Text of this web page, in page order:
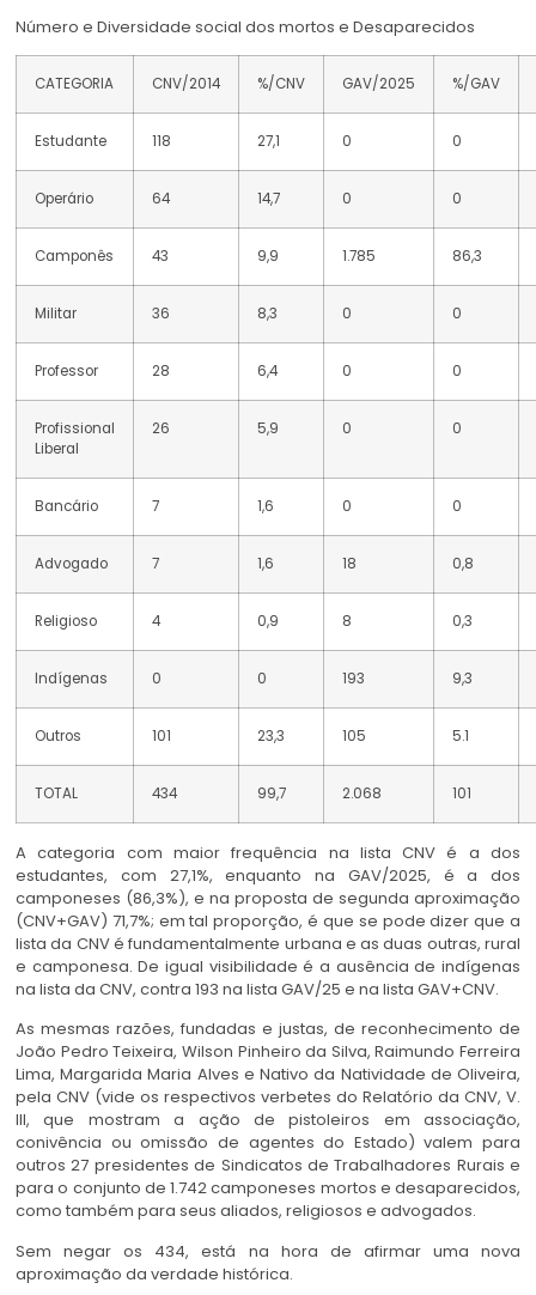
Número e Diversidade social dos mortos e Desaparecidos
CATEGORIA CNV/2014 %/CNV GAV/2025 %/GAV
Estudante 118 27,1 0 0
Operário 64 14,7 0 0
Camponês 43 9,9 1.785 86,3
Militar 36 8,3 0 0
Professor 28 6,4 0 0
Profissional
Liberal
26 5,9 0 0
Bancário 7 1,6 0 0
Advogado 7 1,6 18 0,8
Religioso 4 0,9 8 0,3
Indígenas 0 0 193 9,3
Outros 101 23,3 105 5.1
TOTAL 434 99,7 2.068 101
A categoria com maior frequência na lista CNV é a dos
estudantes, com 27,1%, enquanto na GAV/2025, é a dos
camponeses (86,3%), e na proposta de segunda aproximação
(CNV+GAV) 71,7%; em tal proporção, é que se pode dizer que a
lista da CNV é fundamentalmente urbana e as duas outras, rural
e camponesa. De igual visibilidade é a ausência de indígenas
na lista da CNV, contra 193 na lista GAV/25 e na lista GAV+CNV.
As mesmas razões, fundadas e justas, de reconhecimento de
João Pedro Teixeira, Wilson Pinheiro da Silva, Raimundo Ferreira
Lima, Margarida Maria Alves e Nativo da Natividade de Oliveira,
pela CNV (vide os respectivos verbetes do Relatório da CNV, V.
III, que mostram a ação de pistoleiros em associação,
conivência ou omissão de agentes do Estado) valem para
outros 27 presidentes de Sindicatos de Trabalhadores Rurais e
para o conjunto de 1.742 camponeses mortos e desaparecidos,
como também para seus aliados, religiosos e advogados.
Sem negar os 434, está na hora de afirmar uma nova
aproximação da verdade histórica.